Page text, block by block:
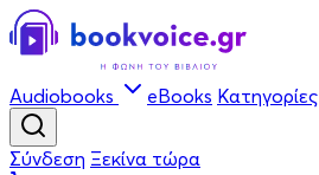
Audiobooks eBooks Κατηγορίες
Σύνδεση Ξεκίνα τώρα